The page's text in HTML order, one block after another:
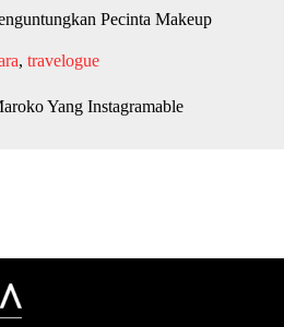
Pecinta Makeup
, travelogue
Yang Instagramable